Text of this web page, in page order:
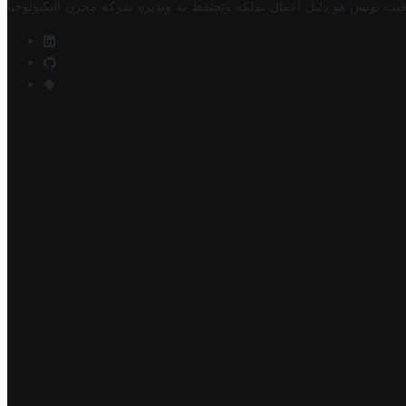
تونس هو دليل أعمال تملكه وتحتفظ به وتديره شركة مخزن التكنولوجيا